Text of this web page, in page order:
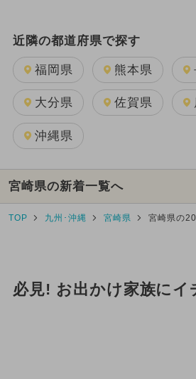
近隣の都道府県で探す
福岡県 熊本県
大分県 佐賀県
沖縄県
宮崎県の新着一覧へ
TOP 九州･沖縄 宮崎県 宮崎県の
必見! お出かけ家族にイ